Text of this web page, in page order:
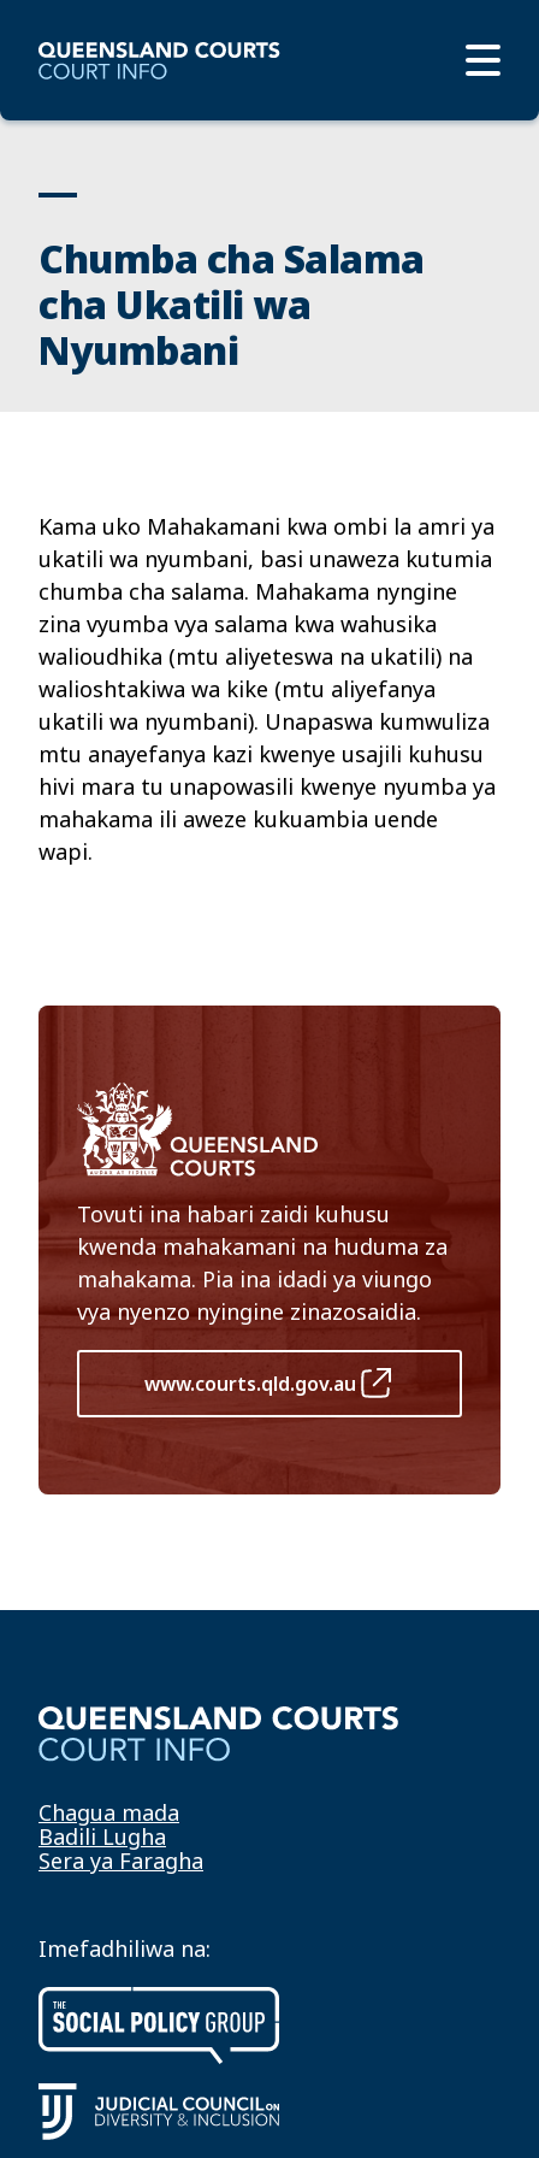
Chumba cha Salama
cha Ukatili wa
Nyumbani
Kama uko Mahakamani kwa ombi la amri ya
ukatili wa nyumbani, basi unaweza kutumia
chumba cha salama. Mahakama nyngine
zina vyumba vya salama kwa wahusika
walioudhika (mtu aliyeteswa na ukatili) na
walioshtakiwa wa kike (mtu aliyefanya
ukatili wa nyumbani). Unapaswa kumwuliza
mtu anayefanya kazi kwenye usajili kuhusu
hivi mara tu unapowasili kwenye nyumba ya
mahakama ili aweze kukuambia uende
wapi.
Tovuti ina habari zaidi kuhusu
kwenda mahakamani na huduma za
mahakama. Pia ina idadi ya viungo
vya nyenzo nyingine zinazosaidia.
www.courts.qld.gov.au
Chagua mada
Badili Lugha
Sera ya Faragha
Imefadhiliwa na: